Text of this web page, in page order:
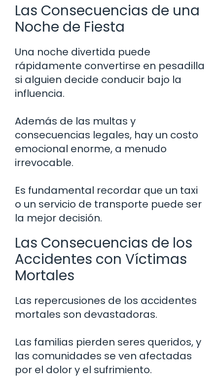
Las Consecuencias de una
Noche de Fiesta
Una noche divertida puede
rápidamente convertirse en pesadilla
si alguien decide conducir bajo la
influencia.
Además de las multas y
consecuencias legales, hay un costo
emocional enorme, a menudo
irrevocable.
Es fundamental recordar que un taxi
o un servicio de transporte puede ser
la mejor decisión.
Las Consecuencias de los
Accidentes con Víctimas
Mortales
Las repercusiones de los accidentes
mortales son devastadoras.
Las familias pierden seres queridos, y
las comunidades se ven afectadas
por el dolor y el sufrimiento.